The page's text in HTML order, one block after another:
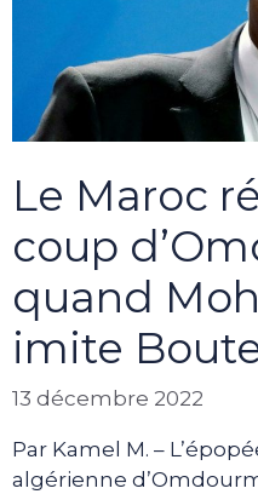
Le Maroc
coup
quand
imite
13 décembre 2022
Par Kamel M. –
algérienne